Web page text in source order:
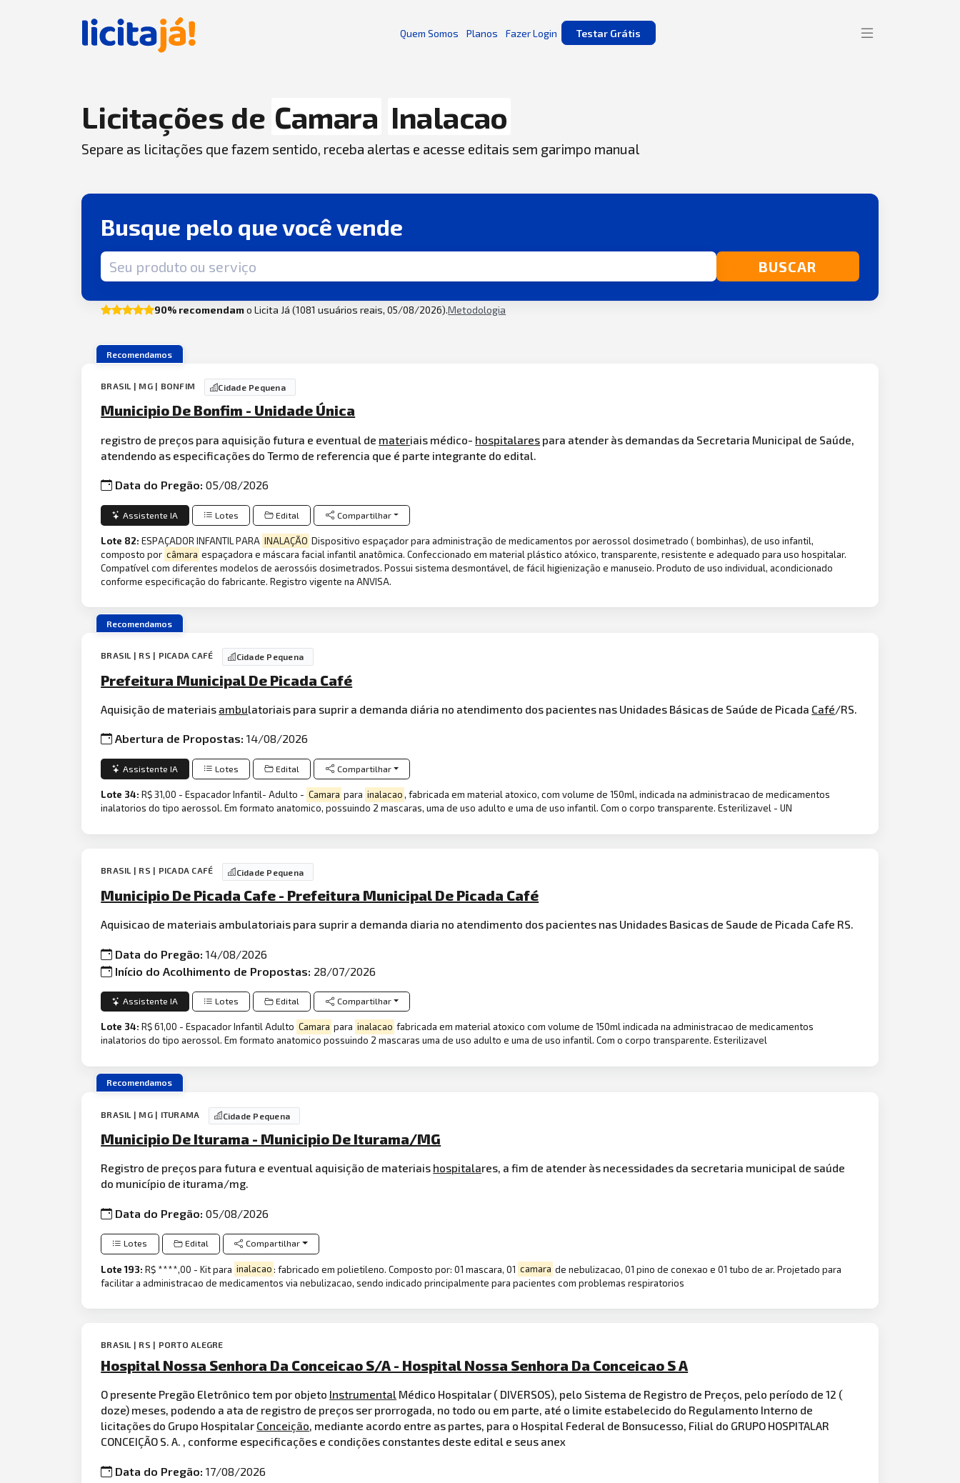
Quem Somos Planos Fazer Login Testar Grátis
Licitações de Camara Inalacao
Separe as licitações que fazem sentido, receba alertas e acesse editais sem garimpo manual
Busque pelo que você vende
Termo de busca BUSCAR
90% recomendamo Licita Já (1081 usuários reais, 05/08/2026).Metodologia
Recomendamos
BRASIL | MG | BONFIM Cidade Pequena
Municipio De Bonfim - Unidade Única
registro de preços para aquisição futura e eventual de materiais médico- hospitalares para atender às demandas da Secretaria Municipal de Saúde,
atendendo as especificações do Termo de referencia que é parte integrante do edital.
Data do Pregão:05/08/2026
Assistente IA Lotes Edital Compartilhar
Lote 82:ESPAÇADOR INFANTIL PARA INALAÇÃO Dispositivo espaçador para administração de medicamentos por aerossol dosimetrado ( bombinhas), de uso infantil,
composto por câmara espaçadora e máscara facial infantil anatômica. Confeccionado em material plástico atóxico, transparente, resistente e adequado para uso hospitalar.
Compatível com diferentes modelos de aerossóis dosimetrados. Possui sistema desmontável, de fácil higienização e manuseio. Produto de uso individual, acondicionado
conforme especificação do fabricante. Registro vigente na ANVISA.
Recomendamos
BRASIL | RS | PICADA CAFÉ Cidade Pequena
Prefeitura Municipal De Picada Café
Aquisição de materiais ambulatoriais para suprir a demanda diária no atendimento dos pacientes nas Unidades Básicas de Saúde de Picada Café/RS.
Abertura de Propostas:14/08/2026
Assistente IA Lotes Edital Compartilhar
Lote 34:R$ 31,00 - Espacador Infantil- Adulto - Camara para inalacao, fabricada em material atoxico, com volume de 150ml, indicada na administracao de medicamentos
inalatorios do tipo aerossol. Em formato anatomico, possuindo 2 mascaras, uma de uso adulto e uma de uso infantil. Com o corpo transparente. Esterilizavel - UN
BRASIL | RS | PICADA CAFÉ Cidade Pequena
Municipio De Picada Cafe - Prefeitura Municipal De Picada Café
Aquisicao de materiais ambulatoriais para suprir a demanda diaria no atendimento dos pacientes nas Unidades Basicas de Saude de Picada Cafe RS.
Data do Pregão:14/08/2026
Início do Acolhimento de Propostas: 28/07/2026
Assistente IA Lotes Edital Compartilhar
Lote 34:R$ 61,00 - Espacador Infantil Adulto Camara para inalacao fabricada em material atoxico com volume de 150ml indicada na administracao de medicamentos
inalatorios do tipo aerossol. Em formato anatomico possuindo 2 mascaras uma de uso adulto e uma de uso infantil. Com o corpo transparente. Esterilizavel
Recomendamos
BRASIL | MG | ITURAMA Cidade Pequena
Municipio De Iturama - Municipio De Iturama/MG
Registro de preços para futura e eventual aquisição de materiais hospitalares, a fim de atender às necessidades da secretaria municipal de saúde
do município de iturama/mg.
Data do Pregão:05/08/2026
Lotes Edital Compartilhar
Lote 193:R$ ****,00 - Kit para inalacao: fabricado em polietileno. Composto por: 01 mascara, 01 camara de nebulizacao, 01 pino de conexao e 01 tubo de ar. Projetado para
facilitar a administracao de medicamentos via nebulizacao, sendo indicado principalmente para pacientes com problemas respiratorios
BRASIL | RS | PORTO ALEGRE
Hospital Nossa Senhora Da Conceicao S/A - Hospital Nossa Senhora Da Conceicao S A
O presente Pregão Eletrônico tem por objeto Instrumental Médico Hospitalar ( DIVERSOS), pelo Sistema de Registro de Preços, pelo período de 12 (
doze) meses, podendo a ata de registro de preços ser prorrogada, no todo ou em parte, até o limite estabelecido do Regulamento Interno de
licitações do Grupo Hospitalar Conceição, mediante acordo entre as partes, para o Hospital Federal de Bonsucesso, Filial do GRUPO HOSPITALAR
CONCEIÇÃO S. A. , conforme especificações e condições constantes deste edital e seus anex
Data do Pregão:17/08/2026